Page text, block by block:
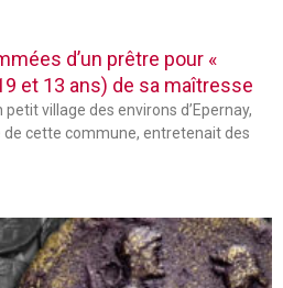
d’un prêtre pour «
et 13 ans) de sa maîtresse
village des environs d’Epernay,
de cette commune, entretenait des